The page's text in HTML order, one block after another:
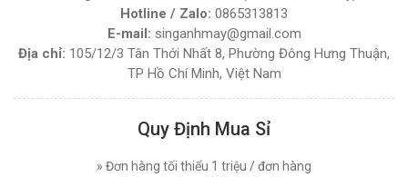
Vải Đứng Phổ Biến Nhất Hiện Nay
Thứ tư, 03/12/2025
Hướng Dẫn Sử Dụng Máy Cắt Vải Đầu Bàn Chi
Tiết Đúng Cách Hiệu Quả
Máy Cắt Vải Viền Là Gì? Lợi Ích Và Ứng Dụng
Thứ tư, 26/11/2025
MÁY CẮT VẢI ĐẦU BÀN LEJIANG YJ-168D (
NGUYÊN BỘ )
Đăng nhập để xem giá sỉ
Giá bán lẻ:7.450.000đ
750W
Hotline / Zalo: 0865313813
E-mail: singanhmay@gmail.com
Địa chỉ: 105/12/3 Tân Thới Nhất 8, Phường Đông Hưng Thuận,
TP Hồ Chí Minh, Việt Nam
Quy Định Mua Sỉ
» Đơn hàng tối thiểu 1 triệu / đơn hàng